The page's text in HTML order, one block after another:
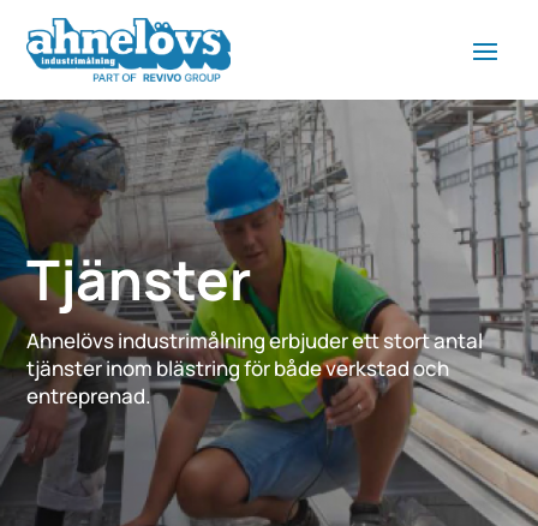
Tjänster
Ahnelövs industrimålning erbjuder ett stort antal
tjänster inom blästring för både verkstad och
entreprenad.